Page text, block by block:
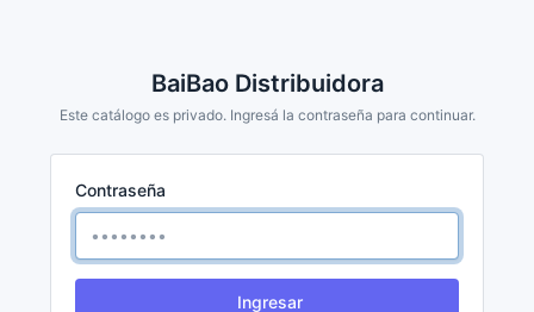
BaiBao Distribuidora
Este catálogo es privado. Ingresá la contraseña para continuar.
Contraseña
Ingresar